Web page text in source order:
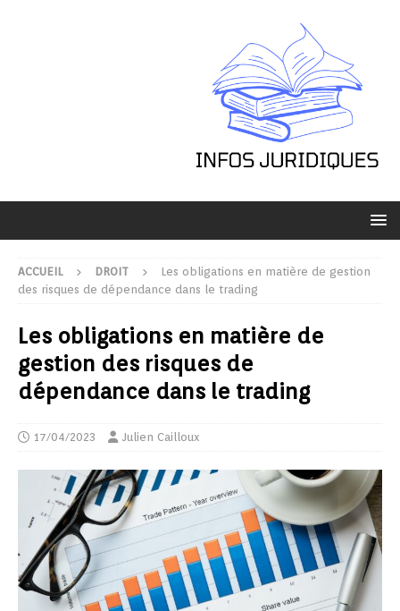
ACCUEIL DROIT
Les obligations en matière de gestion
des risques de dépendance dans le trading
Les obligations en matière de
gestion des risques de
dépendance dans le trading
17/04/2023 Julien Cailloux